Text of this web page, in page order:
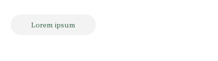
Lorem ipsum